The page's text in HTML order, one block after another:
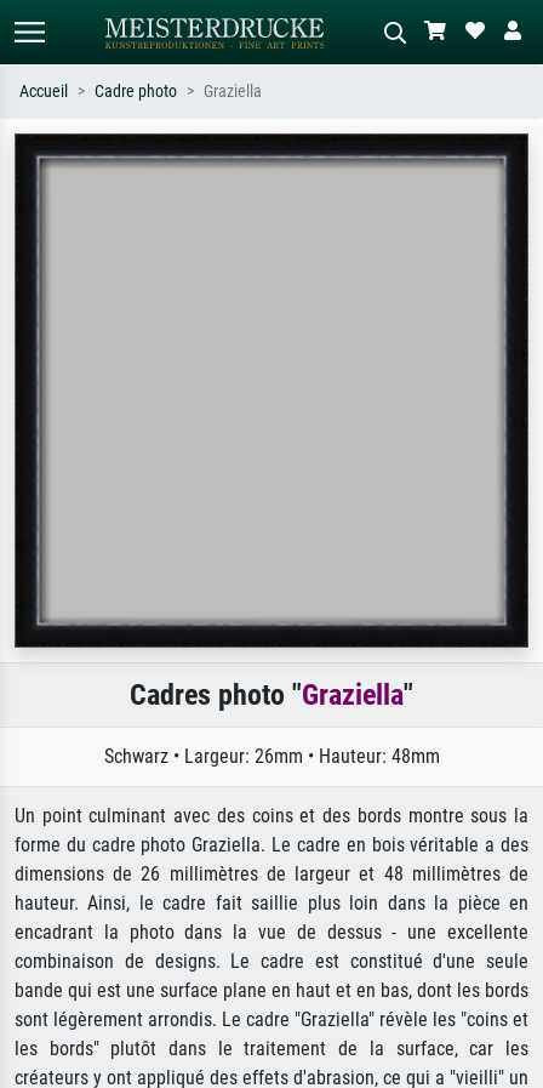
Recherche standard Recherche d'images IA
tableau sombre, nu debout près d'un
Accueil Cadre photo Graziella
Cadres photo "Graziella"
Schwarz • Largeur: 26mm • Hauteur: 48mm
Un point culminant avec des coins et des bords montre sous la
forme du cadre photo Graziella. Le cadre en bois véritable a des
dimensions de 26 millimètres de largeur et 48 millimètres de
hauteur. Ainsi, le cadre fait saillie plus loin dans la pièce en
encadrant la photo dans la vue de dessus - une excellente
combinaison de designs. Le cadre est constitué d'une seule
bande qui est une surface plane en haut et en bas, dont les bords
sont légèrement arrondis. Le cadre "Graziella" révèle les "coins et
les bords" plutôt dans le traitement de la surface, car les
créateurs y ont appliqué des effets d'abrasion, ce qui a "vieilli" un